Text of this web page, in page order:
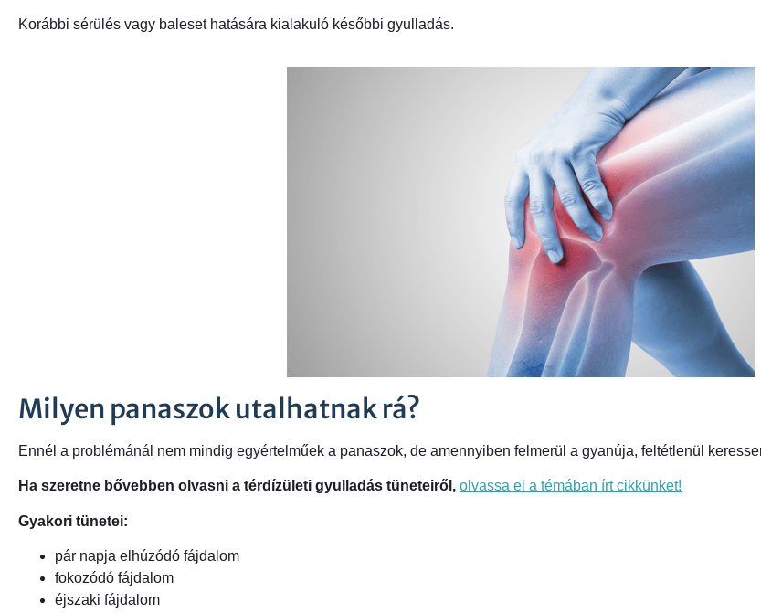
Korábbi sérülés vagy baleset hatására kialakuló későbbi gyulladás.
Milyen panaszok utalhatnak rá?
Ennél a problémánál nem mindig egyértelműek a panaszok, de amennyiben felmerül a gyanúja, feltétlenül
Ha szeretne bővebben olvasni a térdízületi gyulladás tüneteiről, olvassa el a témában írt cikkünket!
Gyakori tünetei:
pár napja elhúzódó fájdalom
fokozódó fájdalom
éjszaki fájdalom